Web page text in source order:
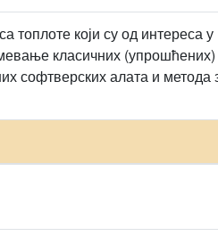
топлоте који су од интереса у
класичних
софтверских алата и метода